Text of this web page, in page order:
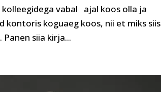
vabal ajal koos olla ja
kontoris koguaeg koos, nii et miks siis
siia kirja...